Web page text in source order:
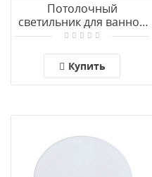
Потолочный
светильник для ванной
комнаты Arte Lamp
1BK
Купить